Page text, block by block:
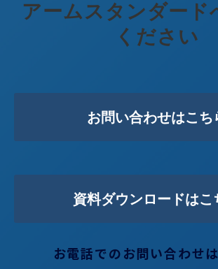
アームスタンダード
ください
お問い合わせはこち
資料ダウンロードはこ
お電話でのお問い合わせ